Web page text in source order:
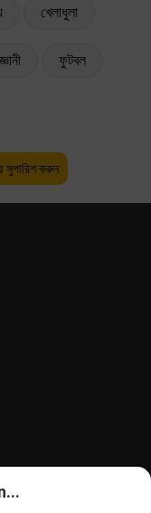
খেলাধুলা
ফুটবল
সুপারিশ করুন